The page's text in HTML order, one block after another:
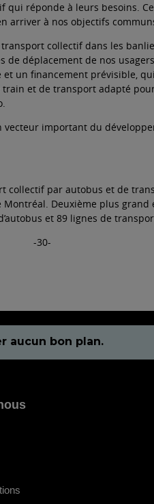
réponde à leurs besoins.
arriver à nos objectifs
collectif dans les
déplacement de nos
un financement prévisible,
et de transport adapté
important du
collectif par autobus et de
Deuxième plus
et 89 lignes de
-30-
aucun bon plan.